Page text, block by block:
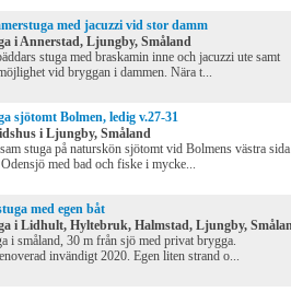
med jacuzzi vid stor damm
i Annerstad, Ljungby, Småland
stuga med braskamin inne och jacuzzi ute samt
vid bryggan i dammen. Nära t...
sjötomt Bolmen, ledig v.27-31
i Ljungby, Småland
stuga på naturskön sjötomt vid Bolmens västra
med bad och fiske i mycke...
med egen båt
i Lidhult, Hyltebruk, Halmstad, Ljungby,
i småland, 30 m från sjö med privat brygga.
invändigt 2020. Egen liten strand o...